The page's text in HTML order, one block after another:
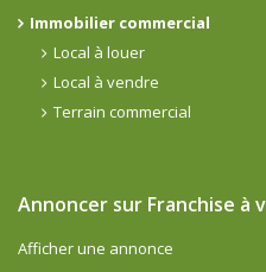
Immobilier commercial
Local à louer
Local à vendre
Terrain commercial
Annoncer sur Franchise à
Afficher une annonce